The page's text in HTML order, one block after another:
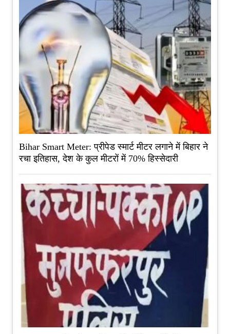
Bihar Smart Meter: प्रीपेड स्मार्ट मीटर लगाने में बिहार ने
रचा इतिहास, देश के कुल मीटरों में 70% हिस्सेदारी